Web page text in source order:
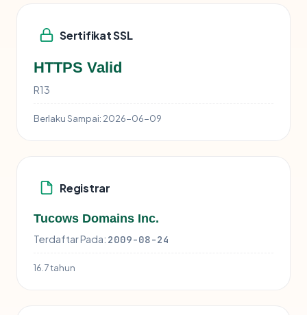
Sertifikat SSL
HTTPS Valid
R13
Berlaku Sampai: 2026-06-09
Registrar
Tucows Domains Inc.
Terdaftar Pada: 2009-08-24
16.7 tahun